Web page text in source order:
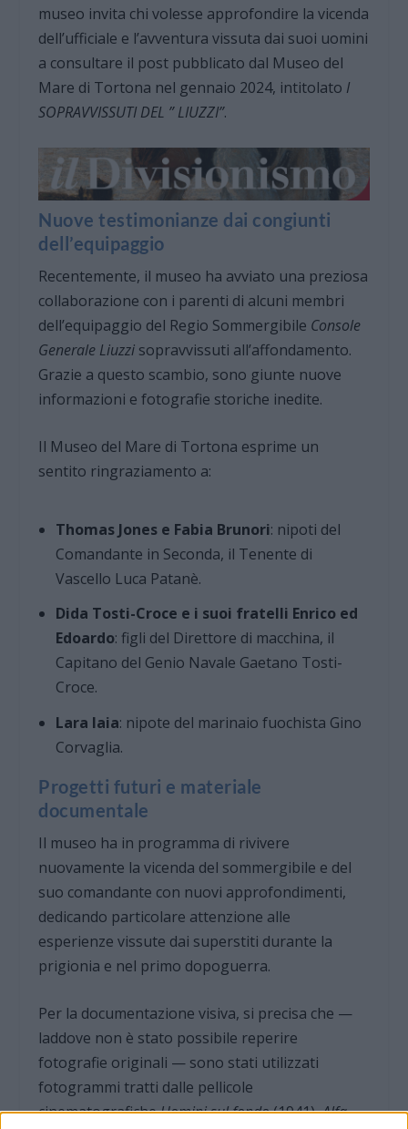
museo invita chi volesse approfondire la vicenda
dell’ufficiale e l’avventura vissuta dai suoi uomini
a consultare il post pubblicato dal Museo del
Mare di Tortona nel gennaio 2024, intitolato I
SOPRAVVISSUTI DEL ” LIUZZI”.
Nuove testimonianze dai congiunti
dell’equipaggio
Recentemente, il museo ha avviato una preziosa
collaborazione con i parenti di alcuni membri
dell’equipaggio del Regio Sommergibile Console
Generale Liuzzi sopravvissuti all’affondamento.
Grazie a questo scambio, sono giunte nuove
informazioni e fotografie storiche inedite.
Il Museo del Mare di Tortona esprime un
sentito ringraziamento a:
Thomas Jones e Fabia Brunori: nipoti del
Comandante in Seconda, il Tenente di
Vascello Luca Patanè.
Dida Tosti-Croce e i suoi fratelli Enrico ed
Edoardo: figli del Direttore di macchina, il
Capitano del Genio Navale Gaetano Tosti-
Croce.
Lara Iaia: nipote del marinaio fuochista Gino
Corvaglia.
Progetti futuri e materiale
documentale
Il museo ha in programma di rivivere
nuovamente la vicenda del sommergibile e del
suo comandante con nuovi approfondimenti,
dedicando particolare attenzione alle
esperienze vissute dai superstiti durante la
prigionia e nel primo dopoguerra.
Per la documentazione visiva, si precisa che —
laddove non è stato possibile reperire
fotografie originali — sono stati utilizzati
fotogrammi tratti dalle pellicole
cinematograficheUomini sul fondo(1941),Alfa